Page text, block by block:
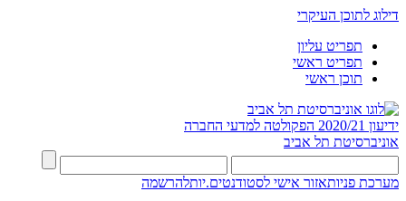
דילוג לתוכן העיקרי
תפריט עליון
תפריט ראשי
תוכן ראשי
ידיעון 2020/21
הפקולטה למדעי החברה
אוניברסיטת תל אביב
מערכת פניותאזור אישי לסטודנטים.יותלהרשמה